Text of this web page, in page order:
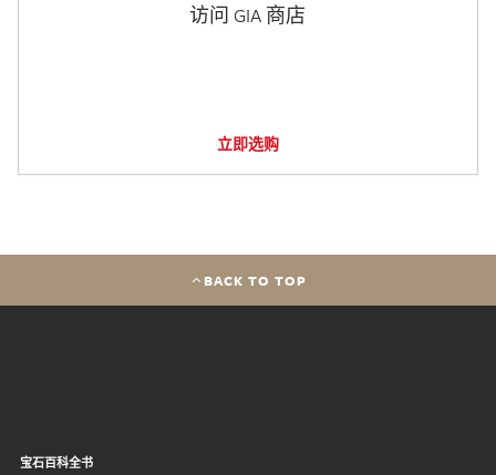
访问 GIA 商店
立即选购
BACK TO TOP
宝石百科全书